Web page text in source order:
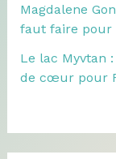
Magdalene
faut faire pour
Le lac Myvtan
de cœur pour